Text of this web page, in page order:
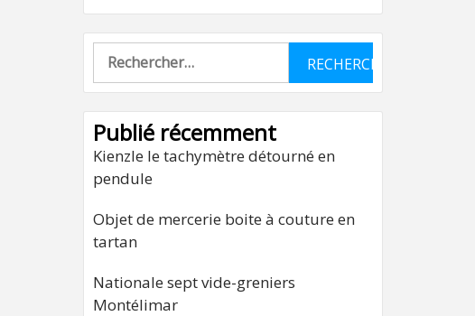
Rechercher :
Publié récemment
Kienzle le tachymètre détourné en
pendule
Objet de mercerie boite à couture en
tartan
Nationale sept vide-greniers
Montélimar